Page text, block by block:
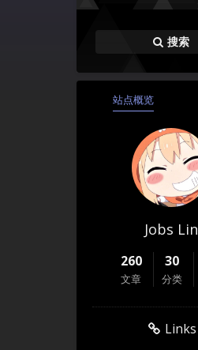
搜索
站点概览
Jobs Lin
260
文章
30
分类
Links